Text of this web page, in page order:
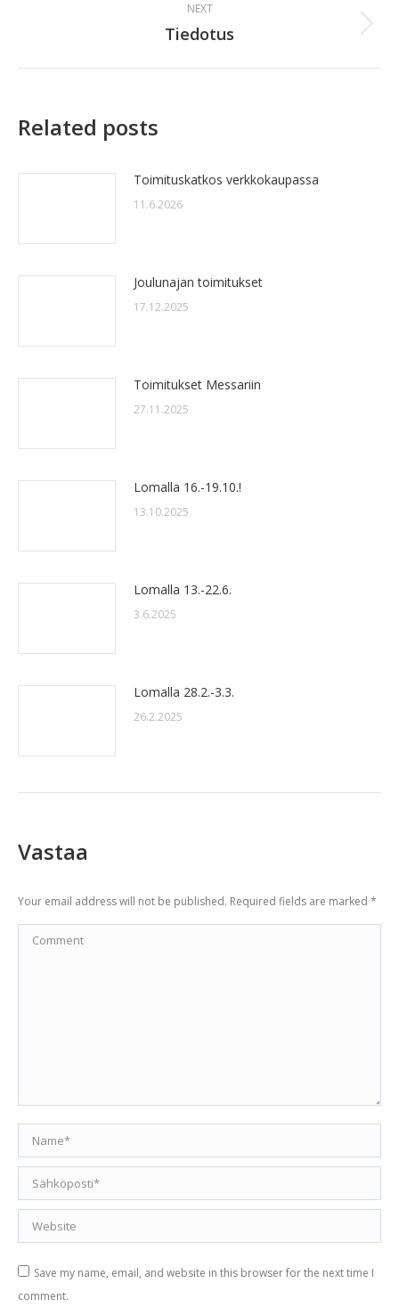
NEXT
Next
Tiedotus
Related posts
Toimituskatkos verkkokaupassa
11.6.2026
Joulunajan toimitukset
17.12.2025
Toimitukset Messariin
27.11.2025
Lomalla 16.-19.10.!
13.10.2025
Lomalla 13.-22.6.
3.6.2025
Lomalla 28.2.-3.3.
26.2.2025
Vastaa
Your email address will not be published. Required fields are marked *
Comment
Name *
Email *
Website
Save my name, email, and website in this browser for the next time I
comment.